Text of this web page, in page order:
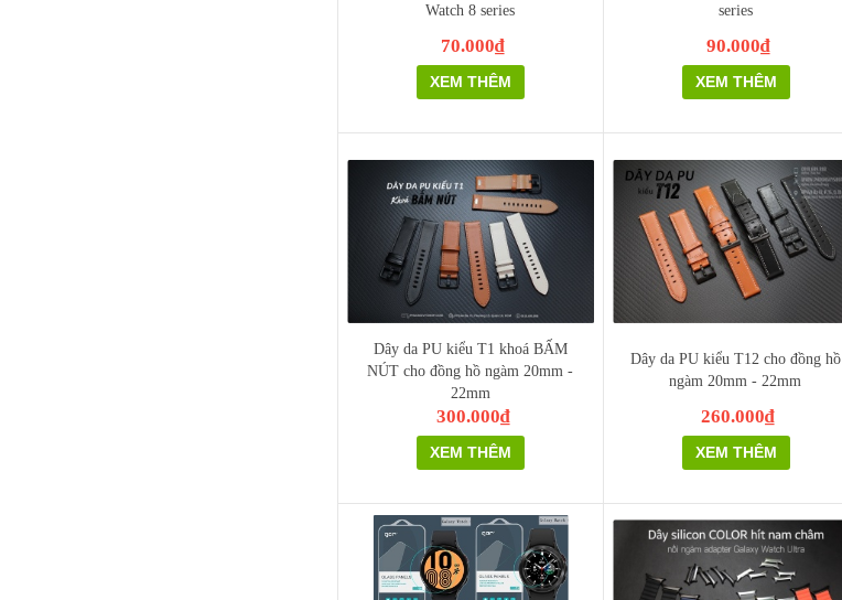
Watch 8 series
70.000₫
XEM THÊM
series
90.000₫
XEM THÊM
Dây da PU kiểu T1 khoá BẤM
NÚT cho đồng hồ ngàm 20mm -
22mm
300.000₫
XEM THÊM
Dây da PU kiểu T12 cho đồng hồ
ngàm 20mm - 22mm
260.000₫
XEM THÊM